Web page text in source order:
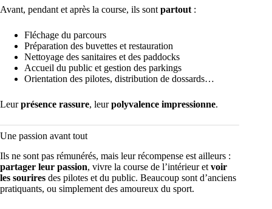
Avant, pendant et après la course, ils sont partout :
Fléchage du parcours
Préparation des buvettes et restauration
Nettoyage des sanitaires et des paddocks
Accueil du public et gestion des parkings
Orientation des pilotes, distribution de dossards…
Leurprésence rassure, leurpolyvalence impressionne.
Une passion avant tout
Ils ne sont pas rémunérés, mais leur récompense est ailleurs :
partager leur passion, vivre la course de l’intérieur et voir
les sourires des pilotes et du public. Beaucoup sont d’anciens
pratiquants, ou simplement des amoureux du sport.